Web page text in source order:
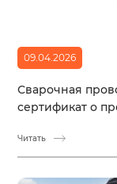
09.04.2026
Сварочная
сертификат о
Читать